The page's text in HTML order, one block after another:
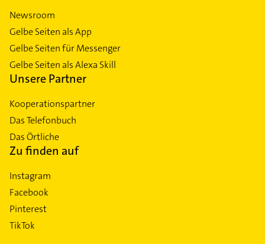
Newsroom
Gelbe Seiten als App
Gelbe Seiten für Messenger
Gelbe Seiten als Alexa Skill
Unsere Partner
Kooperationspartner
Das Telefonbuch
Das Örtliche
Zu finden auf
Instagram
Facebook
Pinterest
TikTok